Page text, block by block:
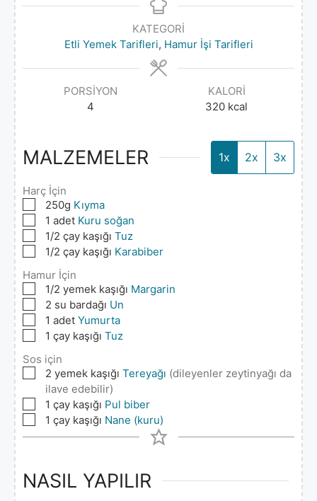
KATEGORI
Etli Yemek Tarifleri, Hamur İşi Tarifleri
PORSIYON
4
KALORI
320 kcal
MALZEMELER 1x 2x 3x
Harç İçin
▢
250g Kıyma
▢1 adet Kuru soğan
▢1/2 çay kaşığı Tuz
▢1/2 çay kaşığı Karabiber
Hamur İçin
▢1/2 yemek kaşığı Margarin
▢
2 su bardağı Un
▢1 adet Yumurta
▢1 çay kaşığı Tuz
Sos için
▢
2 yemek kaşığı Tereyağı (dileyenler zeytinyağı da
ilave edebilir)
▢1 çay kaşığı Pul biber
▢1 çay kaşığı Nane (kuru)
NASIL YAPILIR